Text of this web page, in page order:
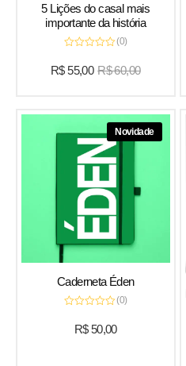
5 Lições do casal mais
importante da história
0
de
(0)
R$60,00
R$55,00
Novidade
Caderneta Éden
(0)
R$50,00